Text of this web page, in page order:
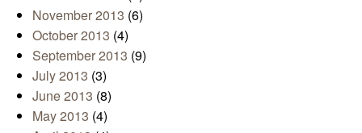
November 2013 (6)
October 2013 (4)
September 2013 (9)
July 2013 (3)
June 2013 (8)
May 2013 (4)